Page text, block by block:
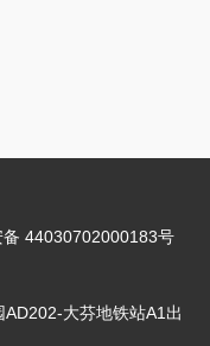
备 44030702000183号
大芬地铁站A1出